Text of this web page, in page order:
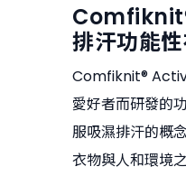
排汗功能
Comfiknit®
愛好者而研發的
服吸濕排汗的概
衣物與人和環境